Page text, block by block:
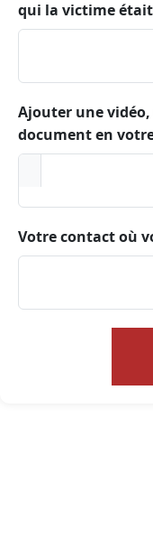
qui la victime
Ajouter une
document en
Votre contact où